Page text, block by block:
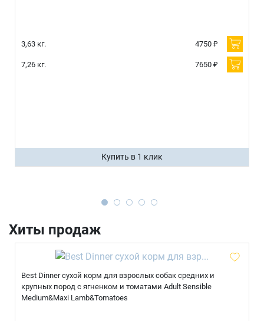
3,63 кг. 4750 ₽
7,26 кг. 7650 ₽
Купить в 1 клик
Хиты продаж
Best Dinner сухой корм для взрослых собак средних и
крупных пород с ягненком и томатами Adult Sensible
Medium&Maxi Lamb&Tomatoes
Продолжить покупки
Оформить заказ
Телефон
E-mail